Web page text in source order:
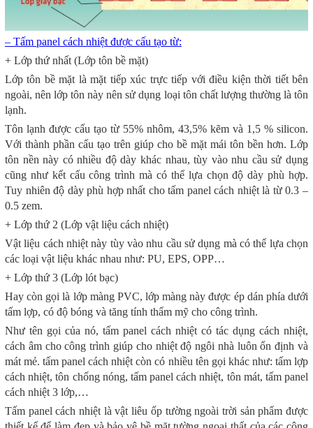
– Tấm panel cách nhiệt được cấu tạo từ:
+ Lớp thứ nhất (Lớp tôn bề mặt)
Lớp tôn bề mặt là mặt tiếp xúc trực tiếp với điều kiện thời tiết bên
ngoài, nên lớp tôn này nên sử dụng loại tôn chất lượng thường là tôn
lạnh.
Tôn lạnh được cấu tạo từ 55% nhôm, 43,5% kẽm và 1,5 % silicon.
Với thành phần cấu tạo trên giúp cho bề mặt mái tôn bền hơn. Lớp
tôn nền này có nhiều độ dày khác nhau, tùy vào nhu cầu sử dụng
cũng như kết cấu công trình mà có thể lựa chọn độ dày phù hợp.
Tuy nhiên độ dày phù hợp nhất cho tấm panel cách nhiệt là từ 0.3 –
0.5 zem.
+ Lớp thứ 2 (Lớp vật liệu cách nhiệt)
Vật liệu cách nhiệt này tùy vào nhu cầu sử dụng mà có thể lựa chọn
các loại vật liệu khác nhau như: PU, EPS, OPP…
+ Lớp thứ 3 (Lớp lót bạc)
Hay còn gọi là lớp màng PVC, lớp màng này được ép dán phía dưới
tấm lợp, có độ bóng và tăng tính thẩm mỹ cho công trình.
Như tên gọi của nó, tấm panel cách nhiệt có tác dụng cách nhiệt,
cách âm cho công trình giúp cho nhiệt độ ngôi nhà luôn ổn định và
mát mẻ. tấm panel cách nhiệt còn có nhiều tên gọi khác như: tấm lợp
cách nhiệt, tôn chống nóng, tấm panel cách nhiệt, tôn mát, tấm panel
cách nhiệt 3 lớp,…
Tấm panel cách nhiệt là vật liêu ốp tường ngoài trời sản phẩm được